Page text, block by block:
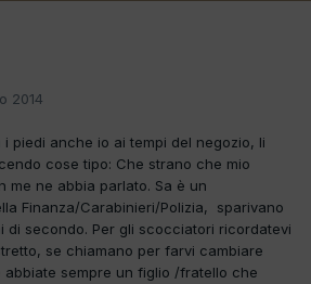
2014
piedi anche io ai tempi del negozio, li
cose tipo: Che strano che mio
me ne abbia parlato. Sa è un
Finanza/Carabinieri/Polizia, sparivano
di secondo. Per gli scocciatori ricordatevi
se chiamano per farvi cambiare
sempre un figlio /fratello che